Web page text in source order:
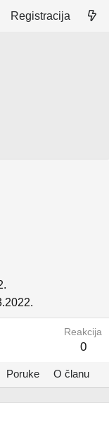
Registracija
Reakcija
0
Poruke O članu